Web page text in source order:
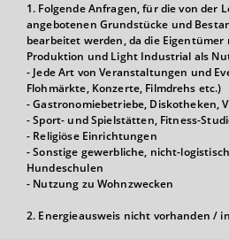
1. Folgende Anfragen, für die von der
angebotenen Grundstücke und
bearbeitet werden, da die Eigentümer
Produktion und Light Industrial als
- Jede Art von Veranstaltungen und
Flohmärkte, Konzerte, Filmdrehs etc.)
- Gastronomiebetriebe, Diskotheken,
- Sport- und Spielstätten, Fitness-
- Religiöse Einrichtungen
- Sonstige gewerbliche, nicht-
Hundeschulen
- Nutzung zu Wohnzwecken
2. Energieausweis nicht vorhanden /